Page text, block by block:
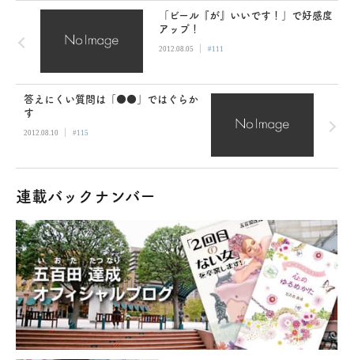
「ビール『が』いいです！」で好感度
アップ！
2012.08.05 | #111
答えにくい質問は「●●」ではぐらか
す
2012.08.10 | #115
連載バックナンバー